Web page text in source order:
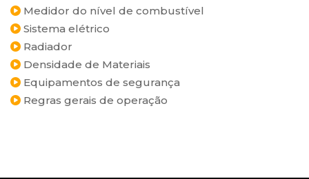
Medidor do nível de combustível
Sistema elétrico
Radiador
Densidade de Materiais
Equipamentos de segurança
Regras gerais de operação